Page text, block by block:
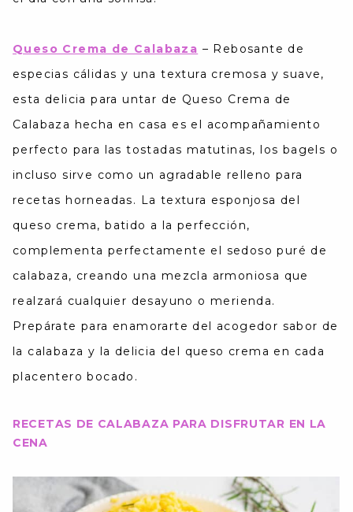
Queso Crema de Calabaza – Rebosante de
especias cálidas y una textura cremosa y suave,
esta delicia para untar de Queso Crema de
Calabaza hecha en casa es el acompañamiento
perfecto para las tostadas matutinas, los bagels o
incluso sirve como un agradable relleno para
recetas horneadas. La textura esponjosa del
queso crema, batido a la perfección,
complementa perfectamente el sedoso puré de
calabaza, creando una mezcla armoniosa que
realzará cualquier desayuno o merienda.
Prepárate para enamorarte del acogedor sabor de
la calabaza y la delicia del queso crema en cada
placentero bocado.
RECETAS DE CALABAZA PARA DISFRUTAR EN LA
CENA